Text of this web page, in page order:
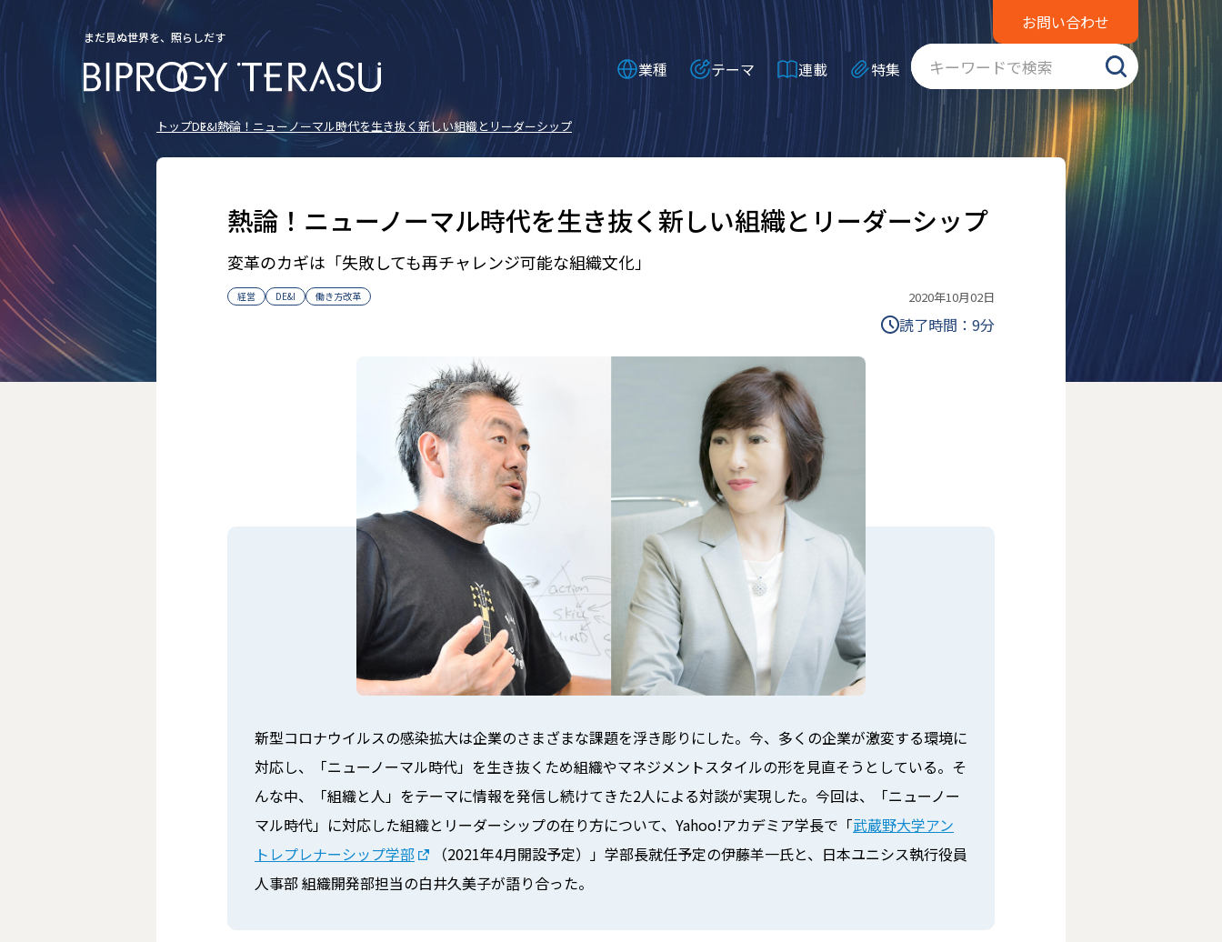
まだ見ぬ世界を、照らしだす
業種 テーマ 連載 特集
お問い合わせ
トップDE&I熱論！ニューノーマル時代を生き抜く新しい組織とリーダーシップ
熱論！ニューノーマル時代を生き抜く新しい組織とリーダーシップ
変革のカギは「失敗しても再チャレンジ可能な組織文化」
経営 DE&I 働き方改革 2020年10月02日
読了時間： 9分
新型コロナウイルスの感染拡大は企業のさまざまな課題を浮き彫りにした。今、多くの企業が激変する環境に
対応し、「ニューノーマル時代」を生き抜くため組織やマネジメントスタイルの形を見直そうとしている。そ
んな中、「組織と人」をテーマに情報を発信し続けてきた2人による対談が実現した。今回は、「ニューノー
マル時代」に対応した組織とリーダーシップの在り方について、Yahoo!アカデミア学長で「武蔵野大学アン
トレプレナーシップ学部
（2021年4月開設予定）」学部長就任予定の伊藤羊一氏と、日本ユニシス執行役員
人事部 組織開発部担当の白井久美子が語り合った。